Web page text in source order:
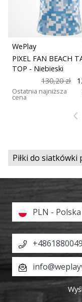
WePlay
PIXEL FAN BEACH
TOP - Niebieski
130,20 zł
Ostatnia najniższa
cena
Piłki do siatkówki
PLN -